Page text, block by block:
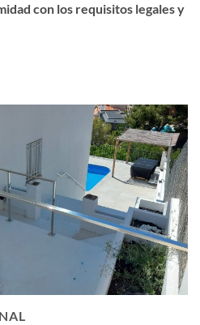
con los requisitos legales y